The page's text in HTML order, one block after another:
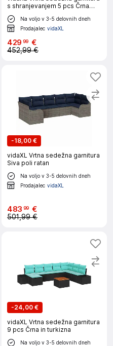
s shranjevanjem 5 pcs Črna
Poly ratan
Na voljo v 3-5 delovnih dneh
Prodajalec vidaXL
429 99 €
452,99 €
-18,00 €
vidaXL Vrtna sedežna garnitura
Siva poli ratan
Na voljo v 3-5 delovnih dneh
Prodajalec vidaXL
483 99 €
501,99 €
-24,00 €
vidaXL Vrtna sedežna garnitura
9 pcs Črna in turkizna
Na voljo v 3-5 delovnih dneh